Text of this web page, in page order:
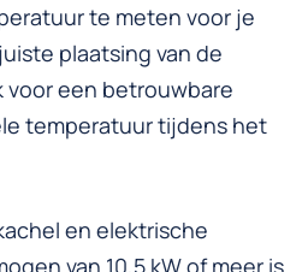
te meten voor je
plaatsing van de
voor een betrouwbare
temperatuur tijdens het
en elektrische
van 10,5 kW of meer is